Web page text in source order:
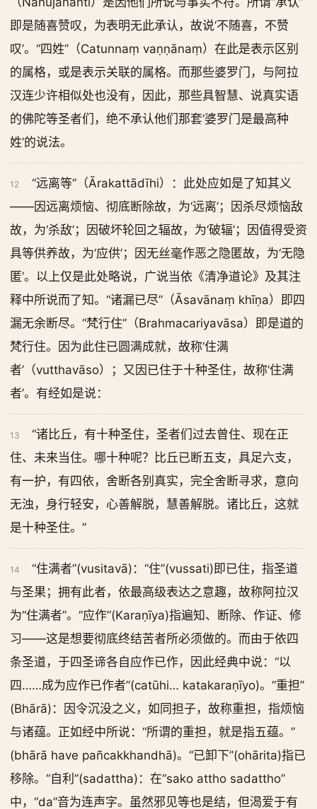
即是随喜赞叹，为表明无此承认，故说‘不随喜，不赞
叹’。“四姓”（Catunnaṃ vaṇṇānaṃ）在此是表示区别
的属格，或是表示关联的属格。而那些婆罗门，与阿拉
汉连少许相似处也没有，因此，那些具智慧、说真实语
的佛陀等圣者们，绝不承认他们那套‘婆罗门是最高种
姓’的说法。
12
“远离等”（Ārakattādīhi）：此处应如是了知其义
——因远离烦恼、彻底断除故，为‘远离’；因杀尽烦恼敌
故，为‘杀敌’；因破坏轮回之辐故，为‘破辐’；因值得受资
具等供养故，为‘应供’；因无丝毫作恶之隐匿故，为‘无隐
匿’。以上仅是此处略说，广说当依《清净道论》及其注
释中所说而了知。“诸漏已尽”（Āsavānaṃ khīṇa）即四
漏无余断尽。“梵行住”（Brahmacariyavāsa）即是道的
梵行住。因为此住已圆满成就，故称‘住满
者’（vutthavāso）；又因已住于十种圣住，故称‘住满
者’。有经如是说：
13
“诸比丘，有十种圣住，圣者们过去曾住、现在正
住、未来当住。哪十种呢？比丘已断五支，具足六支，
有一护，有四依，舍断各别真实，完全舍断寻求，意向
无浊，身行轻安，心善解脱，慧善解脱。诸比丘，这就
是十种圣住。”
14
“住满者”(vusitavā)：“住”(vussati)即已住，指圣道
与圣果；拥有此者，依最高级表达之意趣，故称阿拉汉
为“住满者”。“应作”(Karaṇīya)指遍知、断除、作证、修
习——这是想要彻底终结苦者所必须做的。而由于依四
条圣道，于四圣谛各自应作已作，因此经典中说：“以
四……成为应作已作者”(catūhi… katakaraṇīyo)。“重担”
(Bhārā)：因令沉没之义，如同担子，故称重担，指烦恼
与诸蕴。正如经中所说：“所谓的重担，就是指五蕴。”
(bhārā have pañcakkhandhā)。“已卸下”(ohārita)指已
移除。“自利”(sadattha)：在“sako attho sadattho”
中，“da”音为连声字。虽然邪见等也是结，但渴爱于有